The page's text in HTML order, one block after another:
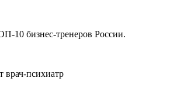
10 бизнес-тренеров России.
врач-психиатр